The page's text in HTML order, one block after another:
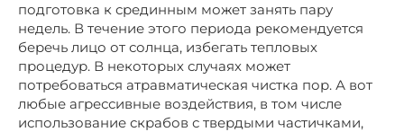
подготовка к срединным может занять пару
недель. В течение этого периода рекомендуется
беречь лицо от солнца, избегать тепловых
процедур. В некоторых случаях может
потребоваться атравматическая чистка пор. А вот
любые агрессивные воздействия, в том числе
использование скрабов с твердыми частичками,